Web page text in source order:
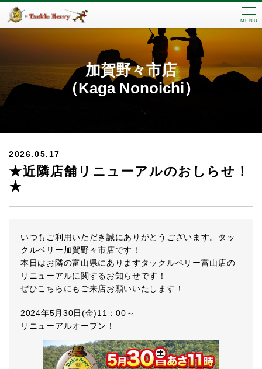
MENU
加賀野々市店
（Kaga Nonoichi）
2026.05.17
★近隣店舗リニューアルのおしらせ！
★
いつもご利用いただき誠にありがとうございます。タッ
クルベリー加賀野々市店です！
本日はお隣の富山県にありますタックルベリー富山店の
リニューアルに関するお知らせです！
ぜひこちらにもご来店お願いいたします！
2024年5月30日(金)11：00～
リニューアルオープン！